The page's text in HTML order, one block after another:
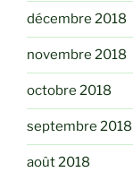
décembre 2018
novembre 2018
octobre 2018
septembre 2018
août 2018